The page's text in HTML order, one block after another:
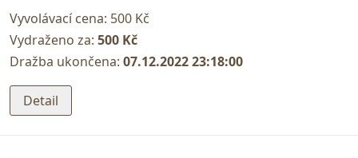
Vyvolávací cena: 500 Kč
Vydraženo za: 500 Kč
Dražba ukončena: 07.12.2022 23:18:00
Detail